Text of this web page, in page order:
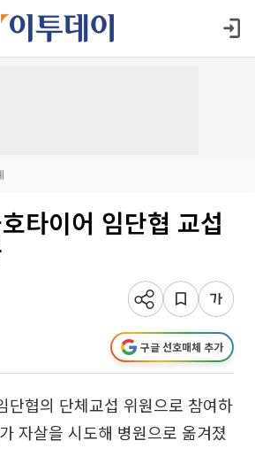
타이어 임단협 교섭
구글 선호매체 추가
단협의 단체교섭 위원으로 참여하
자살을 시도해 병원으로 옮겨졌